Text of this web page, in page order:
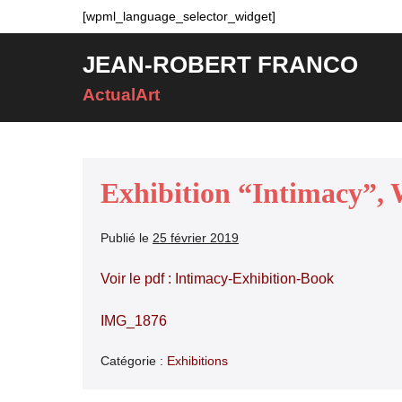
au
[wpml_language_selector_widget]
JEAN-ROBERT FRANCO
ActualArt
Exhibition “Intimacy”,
Publié le 25 février 2019
Voir le pdf : Intimacy-Exhibition-Book
IMG_1876
Catégorie : Exhibitions